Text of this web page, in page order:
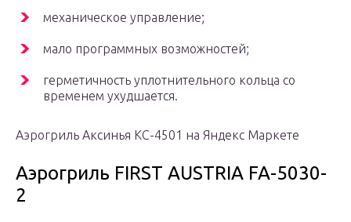
механическое управление;
мало программных возможностей;
герметичность уплотнительного кольца со
временем ухудшается.
Аэрогриль Аксинья КС-4501 на Яндекс Маркете
Аэрогриль FIRST AUSTRIA FA-5030-
2